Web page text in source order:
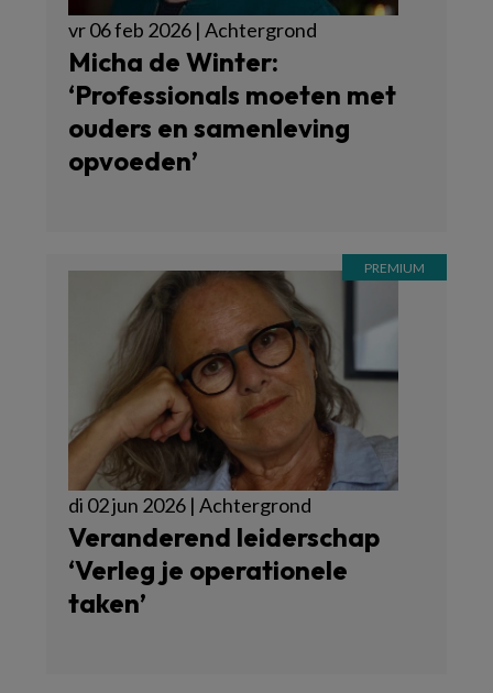
vr 06 feb 2026 | Achtergrond
Micha de Winter:
‘Professionals moeten met
ouders en samenleving
opvoeden’
di 02 jun 2026 | Achtergrond
Veranderend leiderschap
‘Verleg je operationele
taken’